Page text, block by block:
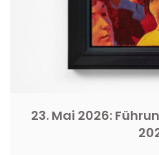
23. Mai 2026: